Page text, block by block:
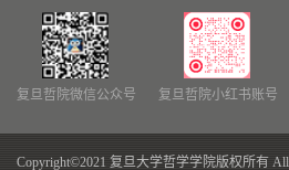
复旦哲院微信公众号 复旦哲院小红书账号
Copyright©2021 复旦大学哲学学院版权所有 All